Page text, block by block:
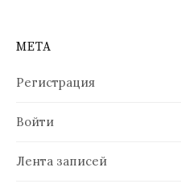
МЕТА
Регистрация
Войти
Лента записей